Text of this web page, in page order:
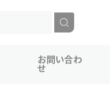
お問い合わ
せ